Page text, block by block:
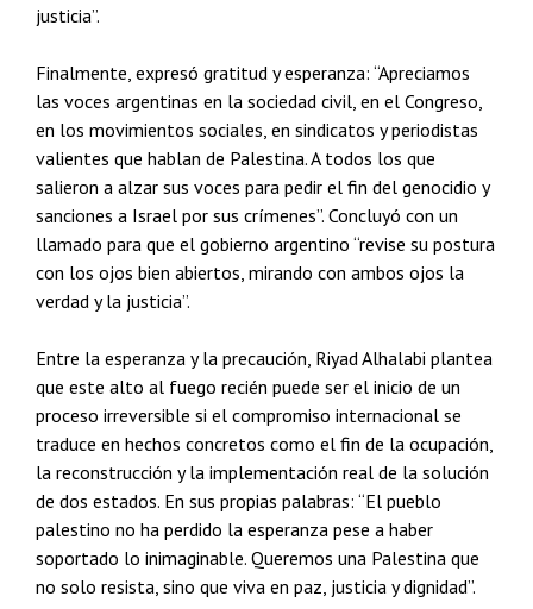
justicia”.
Finalmente, expresó gratitud y esperanza: “Apreciamos
las voces argentinas en la sociedad civil, en el Congreso,
en los movimientos sociales, en sindicatos y periodistas
valientes que hablan de Palestina. A todos los que
salieron a alzar sus voces para pedir el fin del genocidio y
sanciones a Israel por sus crímenes”. Concluyó con un
llamado para que el gobierno argentino “revise su postura
con los ojos bien abiertos, mirando con ambos ojos la
verdad y la justicia”.
Entre la esperanza y la precaución, Riyad Alhalabi plantea
que este alto al fuego recién puede ser el inicio de un
proceso irreversible si el compromiso internacional se
traduce en hechos concretos como el fin de la ocupación,
la reconstrucción y la implementación real de la solución
de dos estados. En sus propias palabras: “El pueblo
palestino no ha perdido la esperanza pese a haber
soportado lo inimaginable. Queremos una Palestina que
no solo resista, sino que viva en paz, justicia y dignidad”.